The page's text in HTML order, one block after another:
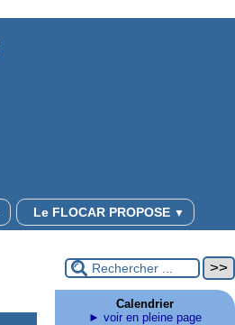
Le FLOCAR PROPOSE ▼
Calendrier
► voir en pleine page